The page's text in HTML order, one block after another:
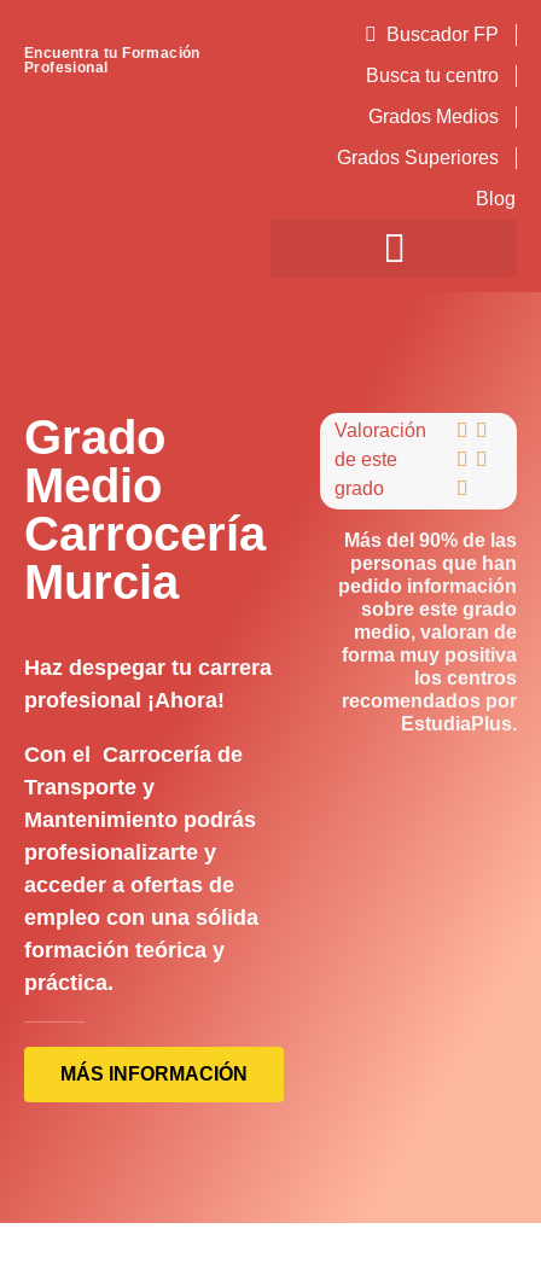
Encuentra tu Formación
Profesional
Buscador FP
Busca tu centro
Grados Medios
Grados Superiores
Blog
Grado
Medio
Carrocería
Murcia
Haz despegar tu carrera
profesional ¡Ahora!
Con el Carrocería de
Transporte y
Mantenimiento podrás
profesionalizarte y
acceder a ofertas de
empleo con una sólida
formación teórica y
práctica.
MÁS INFORMACIÓN
Valoración
de este
grado
 
 

Más del 90% de las
personas que han
pedido información
sobre este grado
medio, valoran de
forma muy positiva
los centros
recomendados por
EstudiaPlus.